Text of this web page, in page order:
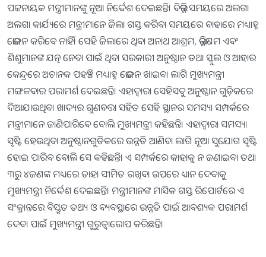
ପଟ୍ଟନାୟକ ମନ୍ତ୍ରୀମାନଙ୍କୁ ନୂଆ ନିର୍ଦ୍ଦେଶ ଦେଇଛନ୍ତି। ବିଭିନ୍ନ ସମୟରେ ଅଲଗା
ଅଲଗା କାର୍ଯ୍ୟରେ ମନ୍ତ୍ରୀମାନେ ଜିଲା ଗସ୍ତ କରିବା ସମୟରେ ବାହାରେ ମଧ୍ୟାହ୍ନ
ଭୋଜନ କରିବେ ନାହିଁ। ସେହି ଜିଲାରେ ଥିବା ଅନାଥ ଆଶ୍ରମ, ଭିନ୍ନକ୍ଷମ ଏବଂ
ଶିଶୁମାନଙ୍କ ଯତ୍ନ ନେବା ପାଇଁ ଥିବା ସରକାରୀ ଅନୁଷ୍ଠାନ ତଥା ସ୍କୁଲ ଓ ଆହାର
କେନ୍ଦ୍ରରେ ଅଚାନକ ପହଞ୍ଚି ମଧ୍ୟାହ୍ନ ଭୋଜନ ଖାଇବା ଲାଗି ମୁଖ୍ୟମନ୍ତ୍ରୀ
ମଙ୍ଗଳବାର ପରାମର୍ଶ ଦେଇଛନ୍ତି। ଏହାଦ୍ୱାରା ସେହିସବୁ ଅନୁଷ୍ଠାନ ଗୁଡ଼ିକରେ
ଦିଆଯାଉଥିବା ଖାଦ୍ୟର ଗୁଣବତ୍ତା ସହିତ ସେହି ସ୍ଥାନର ସମସ୍ୟା ସମ୍ପର୍କରେ
ମନ୍ତ୍ରୀମାନେ ଜାଣିପାରିବେ ବୋଲି ମୁଖ୍ୟମନ୍ତ୍ରୀ କହିଛନ୍ତି। ଏହାଦ୍ୱାରା ସମସ୍ୟା
ସୃଷ୍ଟି ହେଉଥିବା ଅନୁଷ୍ଠାନଗୁଡିକରେ ଉନ୍ନତି ଆଣିବା ଲାଗି ନୂଆ ସୁଯୋଗ ସୃଷ୍ଟି
ହୋଇ ପାରିବ ବୋଲି ସେ କହିଛନ୍ତି। ଏ ସମ୍ପର୍କରେ କାହାକୁ ନ ଜଣାଇବା ତଥା
୩ରୁ ୪ଜଣଙ୍କ ମଧ୍ୟରେ ତାହା ସୀମିତ ରଖିବା ଉପରେ ଧ୍ୟାନ ଦେବାକୁ
ମୁଖ୍ୟମନ୍ତ୍ରୀ ନିର୍ଦ୍ଦେଶ ଦେଇଛନ୍ତି। ମନ୍ତ୍ରୀମାନଙ୍କ ମାସିକ ଗସ୍ତ ରିପୋର୍ଟରେ ଏ
ସଂକ୍ରାନ୍ତରେ ବିସ୍ତୃତ ତଥ୍ୟ ଓ ବ୍ୟବସ୍ଥାରେ ଉନ୍ନତି ପାଇଁ ଆବଶ୍ୟକ ପରାମର୍ଶ
ଦେବା ପାଇଁ ମୁଖ୍ୟମନ୍ତ୍ରୀ ଗୁରୁତ୍ୱାରୋପ କରିଛନ୍ତି।